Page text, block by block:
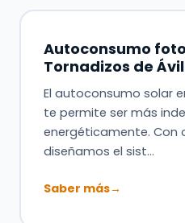
Autoconsumo
Tornadizos de
El autoconsumo solar
te permite ser más
energéticamente. Con
diseñamos el sist…
Saber más→